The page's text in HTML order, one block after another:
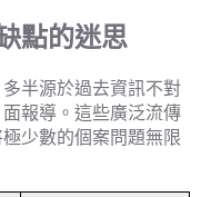
點的迷思
半源於過去資訊不對
報導。這些廣泛流傳
少數的個案問題無限